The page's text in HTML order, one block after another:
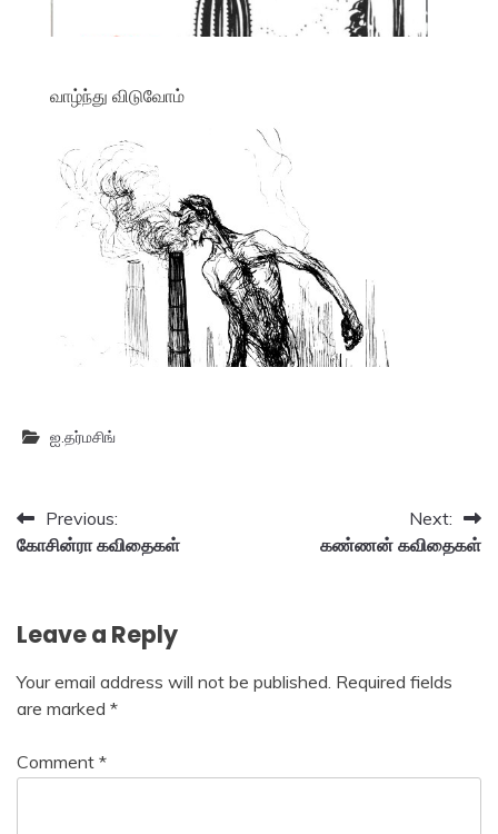
வாழ்ந்து விடுவோம்
ஐ.தர்மசிங்
Post
navigation
Previous:
கோசின்ரா கவிதைகள்
Next:
கண்ணன் கவிதைகள்
Leave a Reply
Your email address will not be published. Required fields
are marked *
Comment *